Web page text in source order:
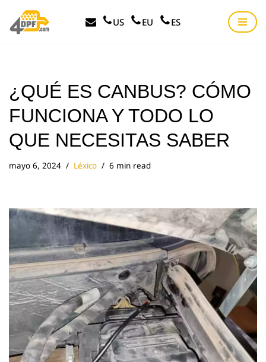
Saltar
US EU ES
¿QUÉ ES CANBUS? CÓMO
FUNCIONA Y TODO LO
QUE NECESITAS SABER
mayo 6, 2024 Léxico 6 min read